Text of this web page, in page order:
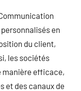
en
du client,
les sociétés
manière efficace,
et des canaux de